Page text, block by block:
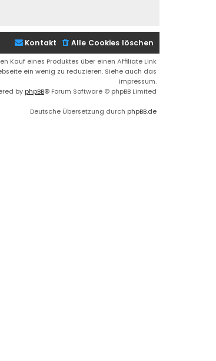
Alle Cookies löschen
Kontakt
Kauf eines Produktes über einen Affiliate Link
ein wenig zu reduzieren. Siehe auch das
Impressum.
by phpBB® Forum Software © phpBB Limited
Deutsche Übersetzung durch phpBB.de